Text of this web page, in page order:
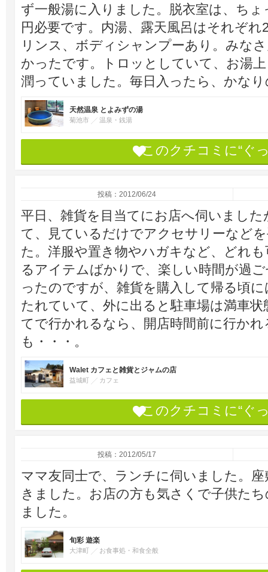
ず一般湯に入りました。脱衣室は、ち
円必要です。内湯、露天風呂はそれぞ
リンス、ボディシャンプーあり。みな
かったです。トロッとしていて、お湯
潤っていました。毎日入ったら、かな
天然温泉 とよみずの湯
菊池市 温泉・銭湯
このクチコミに“ぐ
投稿：2012/06/24
平日、雑貨を目当てにお店へ伺いまし
て、見ているだけでアクセサリーなど
た。洋服や置き物やハガキなど、どれ
るアイテムばかりで、楽しい時間が過
ったのですが、雑貨を購入して帰る頃
たれていて、外に出ると駐車場は満車
てで行かれるなら、開店時間前に行か
も・・・。
Walet カフェと雑貨とジャムの店
益城町 カフェ
このクチコミに“ぐ
投稿：2012/05/17
ママ友同士で、ランチに伺いました。
きました。お店の方も気さくで子供た
ました。
旬彩 遊楽
大津町 お食事処・和食全般